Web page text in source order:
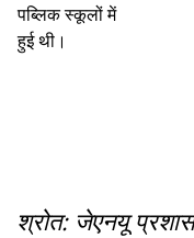
पब्लिक स्कूलों में
हुई थी।
श्रोत: जेएनयू